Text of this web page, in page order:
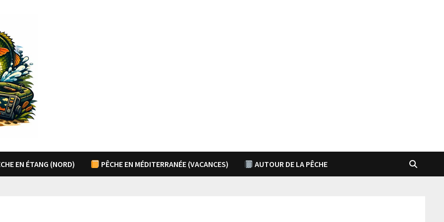
EN ÉTANG (NORD) PÊCHE EN MÉDITERRANÉE (VACANCES) AUTOUR DE LA PÊCHE